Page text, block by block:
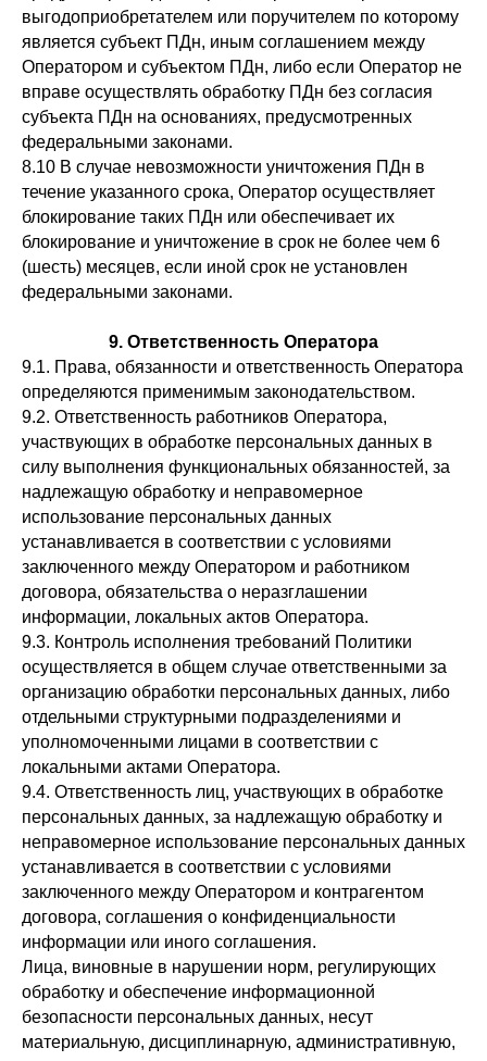
выгодоприобретателем или поручителем по которому
является субъект ПДн, иным соглашением между
Оператором и субъектом ПДн, либо если Оператор не
вправе осуществлять обработку ПДн без согласия
субъекта ПДн на основаниях, предусмотренных
федеральными законами.
8.10 В случае невозможности уничтожения ПДн в
течение указанного срока, Оператор осуществляет
блокирование таких ПДн или обеспечивает их
блокирование и уничтожение в срок не более чем 6
(шесть) месяцев, если иной срок не установлен
федеральными законами.
9. Ответственность Оператора
9.1. Права, обязанности и ответственность Оператора
определяются применимым законодательством.
9.2. Ответственность работников Оператора,
участвующих в обработке персональных данных в
силу выполнения функциональных обязанностей, за
надлежащую обработку и неправомерное
использование персональных данных
устанавливается в соответствии с условиями
заключенного между Оператором и работником
договора, обязательства о неразглашении
информации, локальных актов Оператора.
9.3. Контроль исполнения требований Политики
осуществляется в общем случае ответственными за
организацию обработки персональных данных, либо
отдельными структурными подразделениями и
уполномоченными лицами в соответствии с
локальными актами Оператора.
9.4. Ответственность лиц, участвующих в обработке
персональных данных, за надлежащую обработку и
неправомерное использование персональных данных
устанавливается в соответствии с условиями
заключенного между Оператором и контрагентом
договора, соглашения о конфиденциальности
информации или иного соглашения.
Лица, виновные в нарушении норм, регулирующих
обработку и обеспечение информационной
безопасности персональных данных, несут
материальную, дисциплинарную, административную,